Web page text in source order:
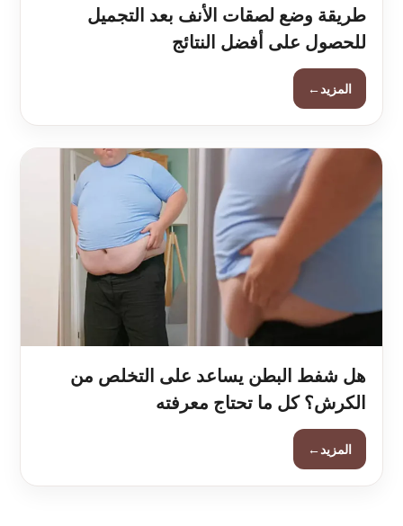
طريقة وضع لصقات الأنف بعد التجميل
للحصول على أفضل النتائج
المزيد←
هل شفط البطن يساعد على التخلص من
الكرش؟ كل ما تحتاج معرفته
المزيد←